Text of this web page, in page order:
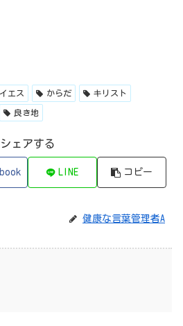
イエス からだ キリスト
良き地
シェアする
LINE コピー
健康な言葉管理者A